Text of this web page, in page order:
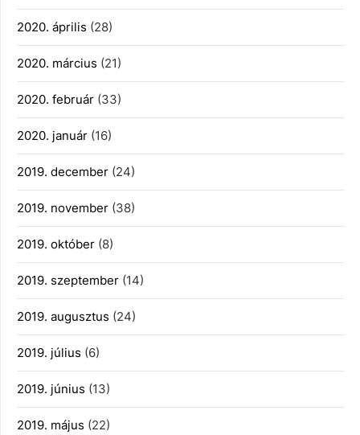
2020. április (28)
2020. március (21)
2020. február (33)
2020. január (16)
2019. december (24)
2019. november (38)
2019. október (8)
2019. szeptember (14)
2019. augusztus (24)
2019. július (6)
2019. június (13)
2019. május (22)